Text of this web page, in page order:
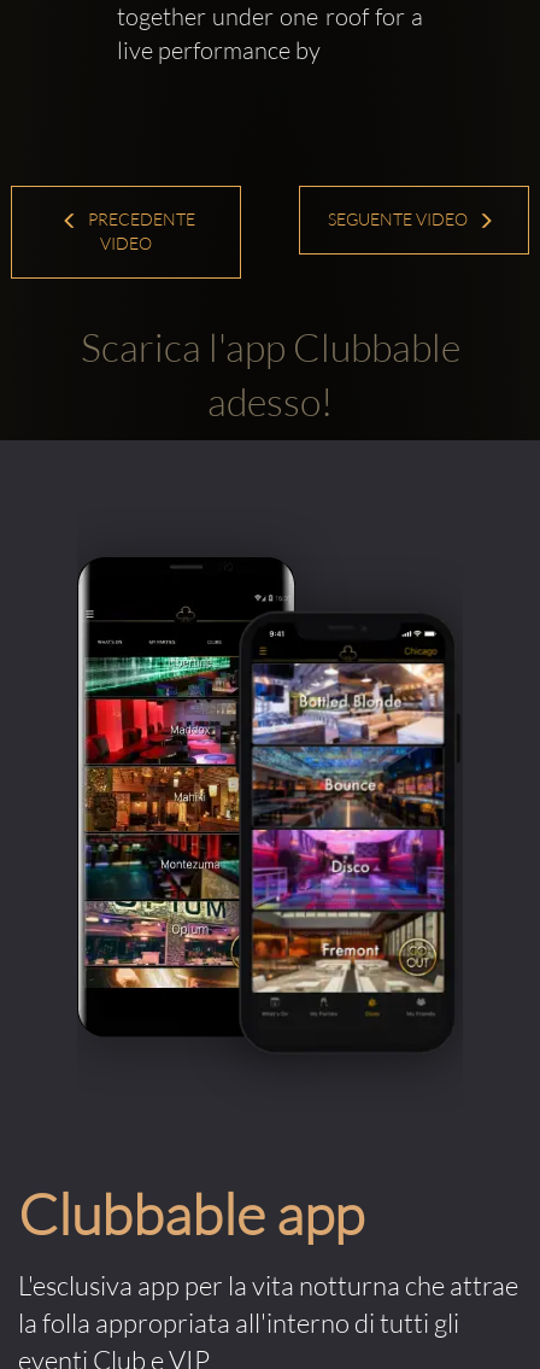
together under one roof for a
live performance by
PRECEDENTE
VIDEO
SEGUENTE VIDEO
Scarica l'app Clubbable
adesso!
Clubbable app
L'esclusiva app per la vita notturna che attrae
la folla appropriata all'interno di tutti gli
eventi Club e VIP